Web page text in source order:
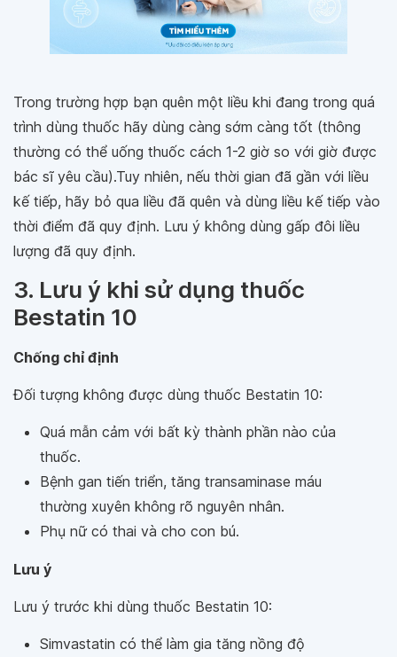
Trong trường hợp bạn quên một liều khi đang trong quá
trình dùng thuốc hãy dùng càng sớm càng tốt (thông
thường có thể uống thuốc cách 1-2 giờ so với giờ được
bác sĩ yêu cầu).Tuy nhiên, nếu thời gian đã gần với liều
kế tiếp, hãy bỏ qua liều đã quên và dùng liều kế tiếp vào
thời điểm đã quy định. Lưu ý không dùng gấp đôi liều
lượng đã quy định.
3. Lưu ý khi sử dụng thuốc
Bestatin 10
Chống chỉ định
Đối tượng không được dùng thuốc Bestatin 10:
Quá mẫn cảm với bất kỳ thành phần nào của
thuốc.
Bệnh gan tiến triển, tăng transaminase máu
thường xuyên không rõ nguyên nhân.
Phụ nữ có thai và cho con bú.
Lưu ý
Lưu ý trước khi dùng thuốc Bestatin 10:
Simvastatin có thể làm gia tăng nồng độ